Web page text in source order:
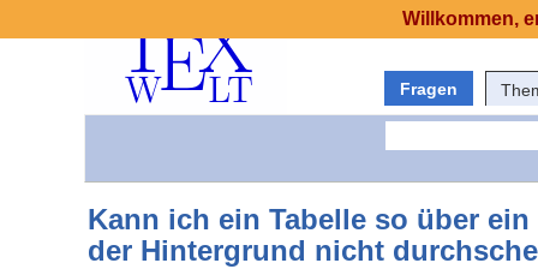
Fragen
Kann ich ein Tabelle so über
der Hintergrund nicht
Willkommen,